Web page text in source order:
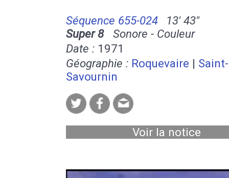
Séquence 655-024
13' 43''
Super 8Sonore - Couleur
Date : 1971
Géographie : Roquevaire | Saint-
Savournin
Voir la notice